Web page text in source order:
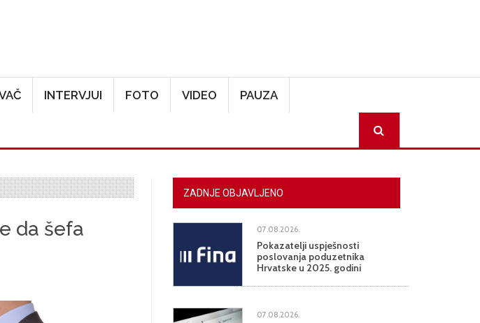
INTERVJUI FOTO VIDEO PAUZA
da šefa
ZADNJE OBJAVLJENO
07.08.2026.
Pokazatelji uspješnosti
poslovanja poduzetnika
Hrvatske u 2025. godini
07.08.2026.